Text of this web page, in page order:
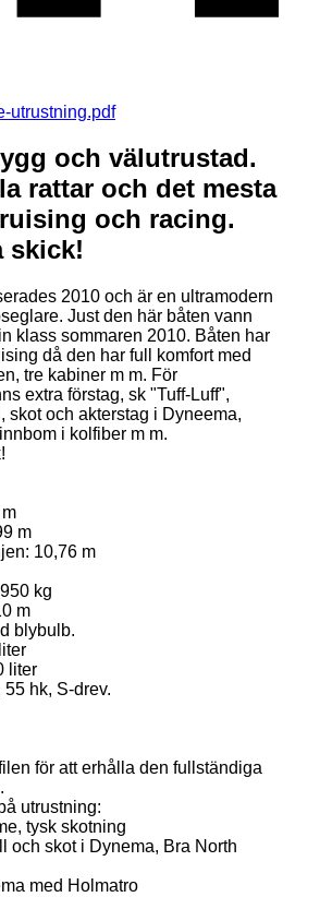
utrustning.pdf
och välutrustad.
rattar och det mesta
och racing.
skick!
2010 och är en ultramodern
Just den här båten vann
klass sommaren 2010. Båten har
då den har full komfort med
tre kabiner m m. För
extra förstag, sk "Tuff-Luff",
skot och akterstag i Dyneema,
i kolfiber m m.
m
10,76 m
kg
m
blybulb.
liter
55 hk, S-drev.
för att erhålla den fullständiga
utrustning:
tysk skotning
och skot i Dynema, Bra North
med Holmatro